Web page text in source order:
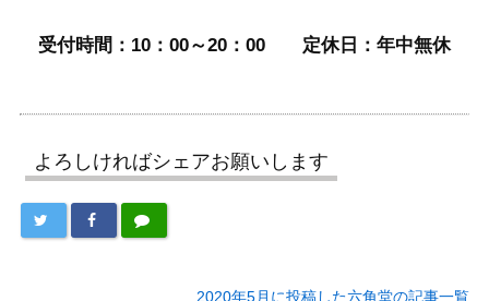
受付時間：10：00～20：00 定休日：年中無休
よろしければシェアお願いします
2020年5月に投稿した六角堂の記事一覧